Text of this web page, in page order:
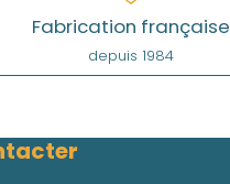
Fabrication française
depuis 1984